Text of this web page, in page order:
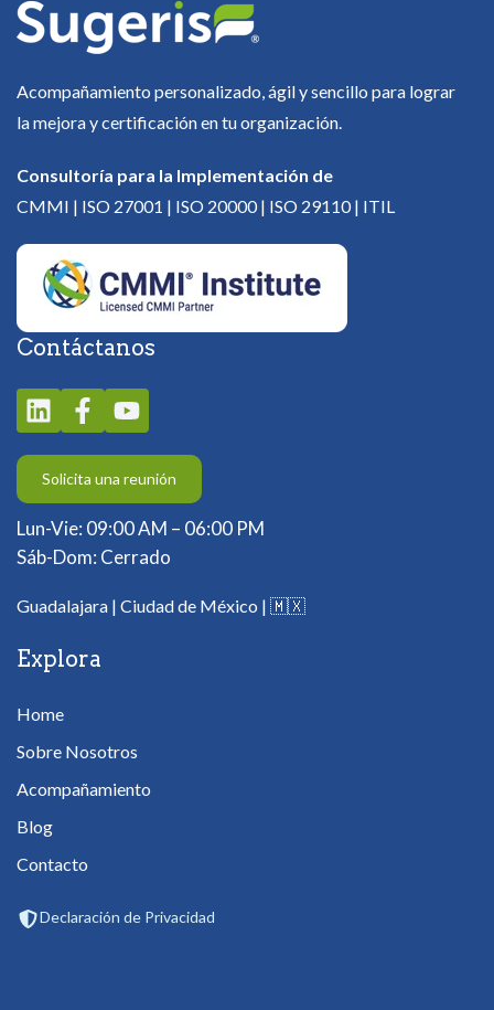
Acompañamiento personalizado, ágil y sencillo para lograr
la mejora y certificación en tu organización.
Consultoría para la Implementación de
CMMI | ISO 27001 | ISO 20000 | ISO 29110 | ITIL
Contáctanos
Solicita una reunión
Lun-Vie: 09:00 AM – 06:00 PM
Sáb-Dom: Cerrado
Guadalajara | Ciudad de México | 🇲🇽
Explora
Home
Sobre Nosotros
Acompañamiento
Blog
Contacto
Declaración de Privacidad